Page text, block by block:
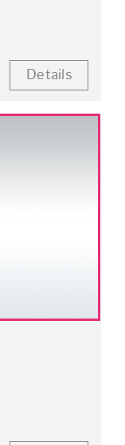
Details